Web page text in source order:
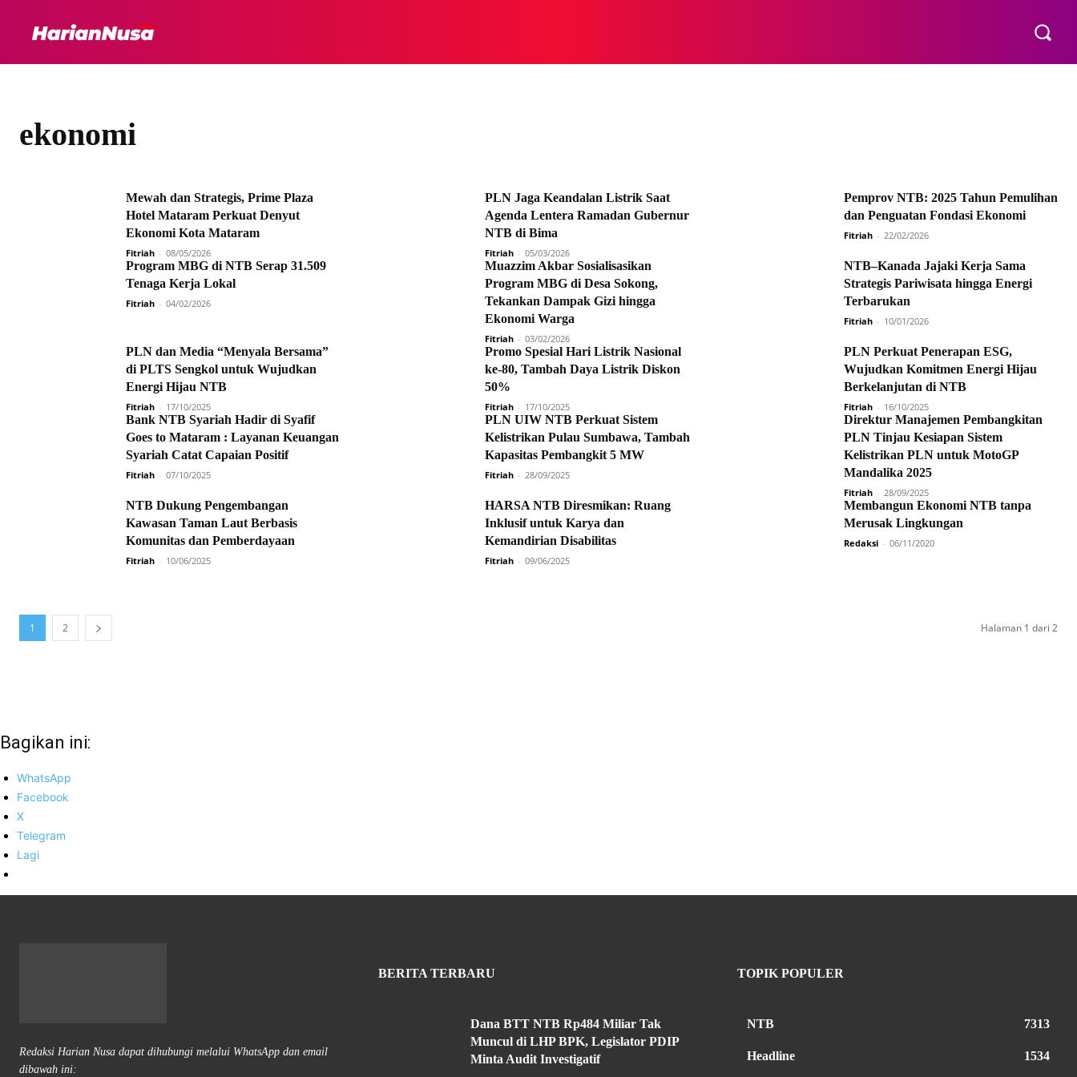
ekonomi
Mewah dan Strategis, Prime Plaza
Hotel Mataram Perkuat Denyut
Ekonomi Kota Mataram
Fitriah - 08/05/2026
PLN Jaga Keandalan Listrik Saat
Agenda Lentera Ramadan Gubernur
NTB di Bima
Fitriah - 05/03/2026
Pemprov NTB: 2025 Tahun Pemulihan
dan Penguatan Fondasi Ekonomi
Fitriah - 22/02/2026
Program MBG di NTB Serap 31.509
Tenaga Kerja Lokal
Fitriah - 04/02/2026
Muazzim Akbar Sosialisasikan
Program MBG di Desa Sokong,
Tekankan Dampak Gizi hingga
Ekonomi Warga
Fitriah - 03/02/2026
NTB–Kanada Jajaki Kerja Sama
Strategis Pariwisata hingga Energi
Terbarukan
Fitriah - 10/01/2026
PLN dan Media “Menyala Bersama”
di PLTS Sengkol untuk Wujudkan
Energi Hijau NTB
Fitriah - 17/10/2025
Promo Spesial Hari Listrik Nasional
ke-80, Tambah Daya Listrik Diskon
50%
Fitriah - 17/10/2025
PLN Perkuat Penerapan ESG,
Wujudkan Komitmen Energi Hijau
Berkelanjutan di NTB
Fitriah - 16/10/2025
Bank NTB Syariah Hadir di Syafif
Goes to Mataram : Layanan Keuangan
Syariah Catat Capaian Positif
Fitriah - 07/10/2025
PLN UIW NTB Perkuat Sistem
Kelistrikan Pulau Sumbawa, Tambah
Kapasitas Pembangkit 5 MW
Fitriah - 28/09/2025
Direktur Manajemen Pembangkitan
PLN Tinjau Kesiapan Sistem
Kelistrikan PLN untuk MotoGP
Mandalika 2025
Fitriah - 28/09/2025
NTB Dukung Pengembangan
Kawasan Taman Laut Berbasis
Komunitas dan Pemberdayaan
Fitriah - 10/06/2025
HARSA NTB Diresmikan: Ruang
Inklusif untuk Karya dan
Kemandirian Disabilitas
Fitriah - 09/06/2025
Membangun Ekonomi NTB tanpa
Merusak Lingkungan
Redaksi - 06/11/2020
1 2 Halaman 1 dari 2
Bagikan ini:
WhatsApp
Facebook
X
Telegram
Lagi
Redaksi Harian Nusa dapat dihubungi melalui WhatsApp dan email
dibawah ini:
BERITA TERBARU
Dana BTT NTB Rp484 Miliar Tak
Muncul di LHP BPK, Legislator PDIP
Minta Audit Investigatif
TOPIK POPULER
NTB 7313
Headline 1534